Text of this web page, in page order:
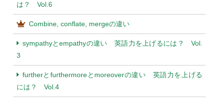
は？ Vol.6
Combine, conflate, mergeの違い
sympathyとempathyの違い 英語力を上げるには？ Vol.
3
furtherとfurthermoreとmoreoverの違い 英語力を上げる
には？ Vol.4